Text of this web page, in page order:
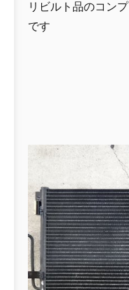
リビルト品のコン
です